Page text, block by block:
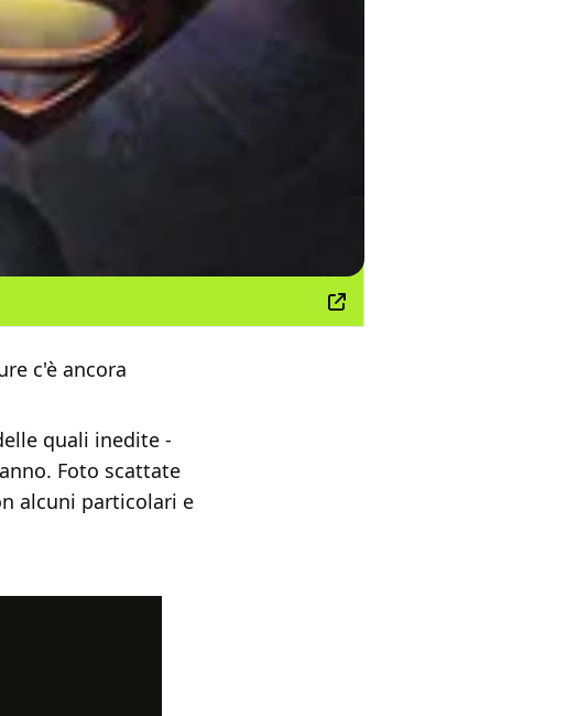
c'è ancora
quali inedite -
Foto scattate
alcuni particolari e